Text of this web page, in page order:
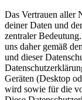
Das Vertrauen aller
deiner Daten und
zentraler
uns daher gemäß
und dieser
Geräten (Desktop
wird sowie für die